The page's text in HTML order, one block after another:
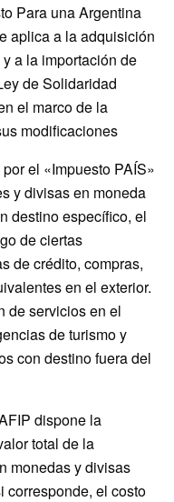
Para una Argentina
aplica a la adquisición
a la importación de
de Solidaridad
el marco de la
modificaciones
el «Impuesto PAÍS»
y divisas en moneda
destino específico, el
de ciertas
de crédito, compras,
en el exterior.
de servicios en el
de turismo y
con destino fuera del
dispone la
total de la
monedas y divisas
corresponde, el costo